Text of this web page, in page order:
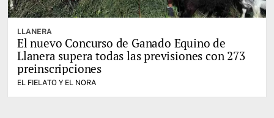
LLANERA
El nuevo Concurso de Ganado Equino de
Llanera supera todas las previsiones con 273
preinscripciones
EL FIELATO Y EL NORA